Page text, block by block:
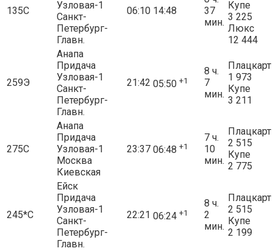
135С
Узловая-1
Санкт-
Петербург-
Главн.
06:10 14:48
37
мин.
Купе
3 225
Люкс
12 444
259Э
Анапа
Придача
Узловая-1
Санкт-
Петербург-
Главн.
21:42 05:50 +1
8 ч.
7
мин.
Плацкарт
1 973
Купе
3 211
275С
Анапа
Придача
Узловая-1
Москва
Киевская
23:37 06:48 +1
7 ч.
10
мин.
Плацкарт
2 515
Купе
2 775
245*С
Ейск
Придача
Узловая-1
Санкт-
Петербург-
Главн.
22:21 06:24 +1
8 ч.
2
мин.
Плацкарт
2 515
Купе
2 199